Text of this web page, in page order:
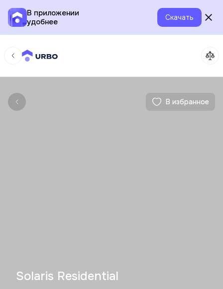
В приложении
удобнее
Скачать
В избранное
Solaris Residential